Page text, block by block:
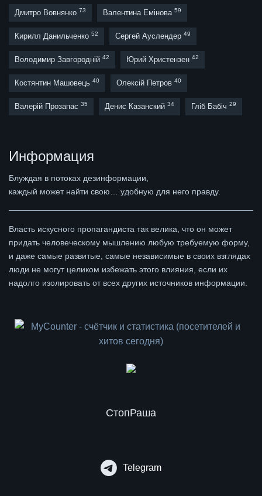
Дмитро Вовнянко 73 Валентина Емінова 59
Кирилл Данильченко 52 Сергей Ауслендер 49
Володимир Завгородній 42 Юрий Христензен 42
Костянтин Машовець 40 Олексій Петров 40
Валерій Прозапас 35 Денис Казанский 34 Гліб Бабіч 29
Информация
Блуждая в потоках дезинформации,
каждый может найти свою… удобную для него правду.
Власть искусного пропагандиста так велика, что он может
придать человеческому мышлению любую требуемую форму,
и даже самые развитые, самые независимые в своих взглядах
люди не могут целиком избежать этого влияния, если их
надолго изолировать от всех других источников информации.
СтопРаша
Telegram